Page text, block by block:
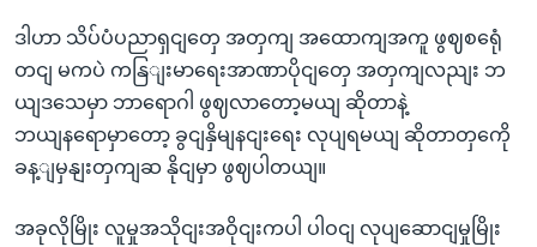
ဒါဟာ သိပ်ပံပညာရှငျတှေ အတှကျ အထောကျအကူ ဖွဈစရေုံ
တငျ မကပဲ ကနြျးမာရေးအာဏာပိုငျတှေ အတှကျလညျး ဘ
ယျဒသေမှာ ဘာရောဂါ ဖွဈလာတော့မယျ ဆိုတာနဲ့
ဘယျနရောမှာတော့ ခွငျနှိမျနငျးရေး လုပျရမယျ ဆိုတာတှကေို
ခန့ျမှနျးတှကျဆ နိုငျမှာ ဖွဈပါတယျ။
အခုလိုမြိုး လူမှုအသိုငျးအဝိုငျးကပါ ပါဝငျ လုပျဆောငျမှုမြိုး